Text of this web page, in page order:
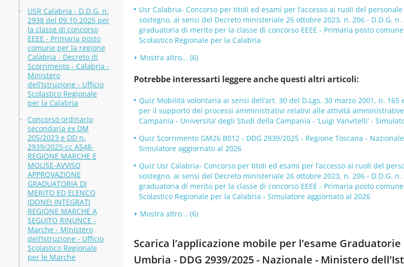
USR Calabria - D.D.G. n.
2938 del 09.10.2025 per
la classe di concorso
EEEE - Primaria posto
comune per la regione
Calabria - Decreto di
Scorrimento - Calabria -
Ministero
dell’Istruzione - Ufficio
Scolastico Regionale
per la Calabria
Concorso ordinario
secondaria ex DM
205/2023 e DD n.
2939/2025-cc AS48-
REGIONE MARCHE E
MOLISE-AVVISO
APPROVAZIONE
GRADUATORIA DI
MERITO ED ELENCO
IDONEI INTEGRATI
REGIONE MARCHE A
SEGUITO RINUNCE -
Marche - Ministero
dell’Istruzione - Ufficio
Scolastico Regionale
per le Marche
Usr Calabria- Concorso per titoli ed esami per l’accesso ai ruoli del
sostegno, ai sensi del Decreto ministeriale 26 ottobre 2023, n. 206 - D.D.G.
graduatoria di merito per la classe di concorso EEEE - Primaria posto
Scolastico Regionale per la Calabria
Mostra altro... (6)
Potrebbe interessarti leggere anche questi altri articoli:
Quiz Mobilità volontaria ai sensi dell’art. 30 del D.Lgs. 30 marzo 2001, n.
per il supporto dei processi amministrativi relativi alle attività
Campania - Universita’ degli Studi della Campania - ‘Luigi Vanvitelli’ -
Quiz Scorrimento GM26 B012 - DDG 2939/2025 - Regione Toscana -
Simulatore aggiornato al 2026
Quiz Usr Calabria- Concorso per titoli ed esami per l’accesso ai ruoli del
sostegno, ai sensi del Decreto ministeriale 26 ottobre 2023, n. 206 - D.D.G.
graduatoria di merito per la classe di concorso EEEE - Primaria posto
Scolastico Regionale per la Calabria - Simulatore aggiornato al 2026
Mostra altro... (6)
Scarica l’applicazione mobile per l’esame
Umbria - DDG 2939/2025 - Nazionale - Ministero